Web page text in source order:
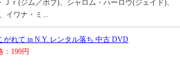
ｒ(ジム／ボブ)、シャロム・ハーロウ(ジェイド)、
イワナ・ミ...
がれて in N.Y. レンタル落ち 中古 DVD
：199円